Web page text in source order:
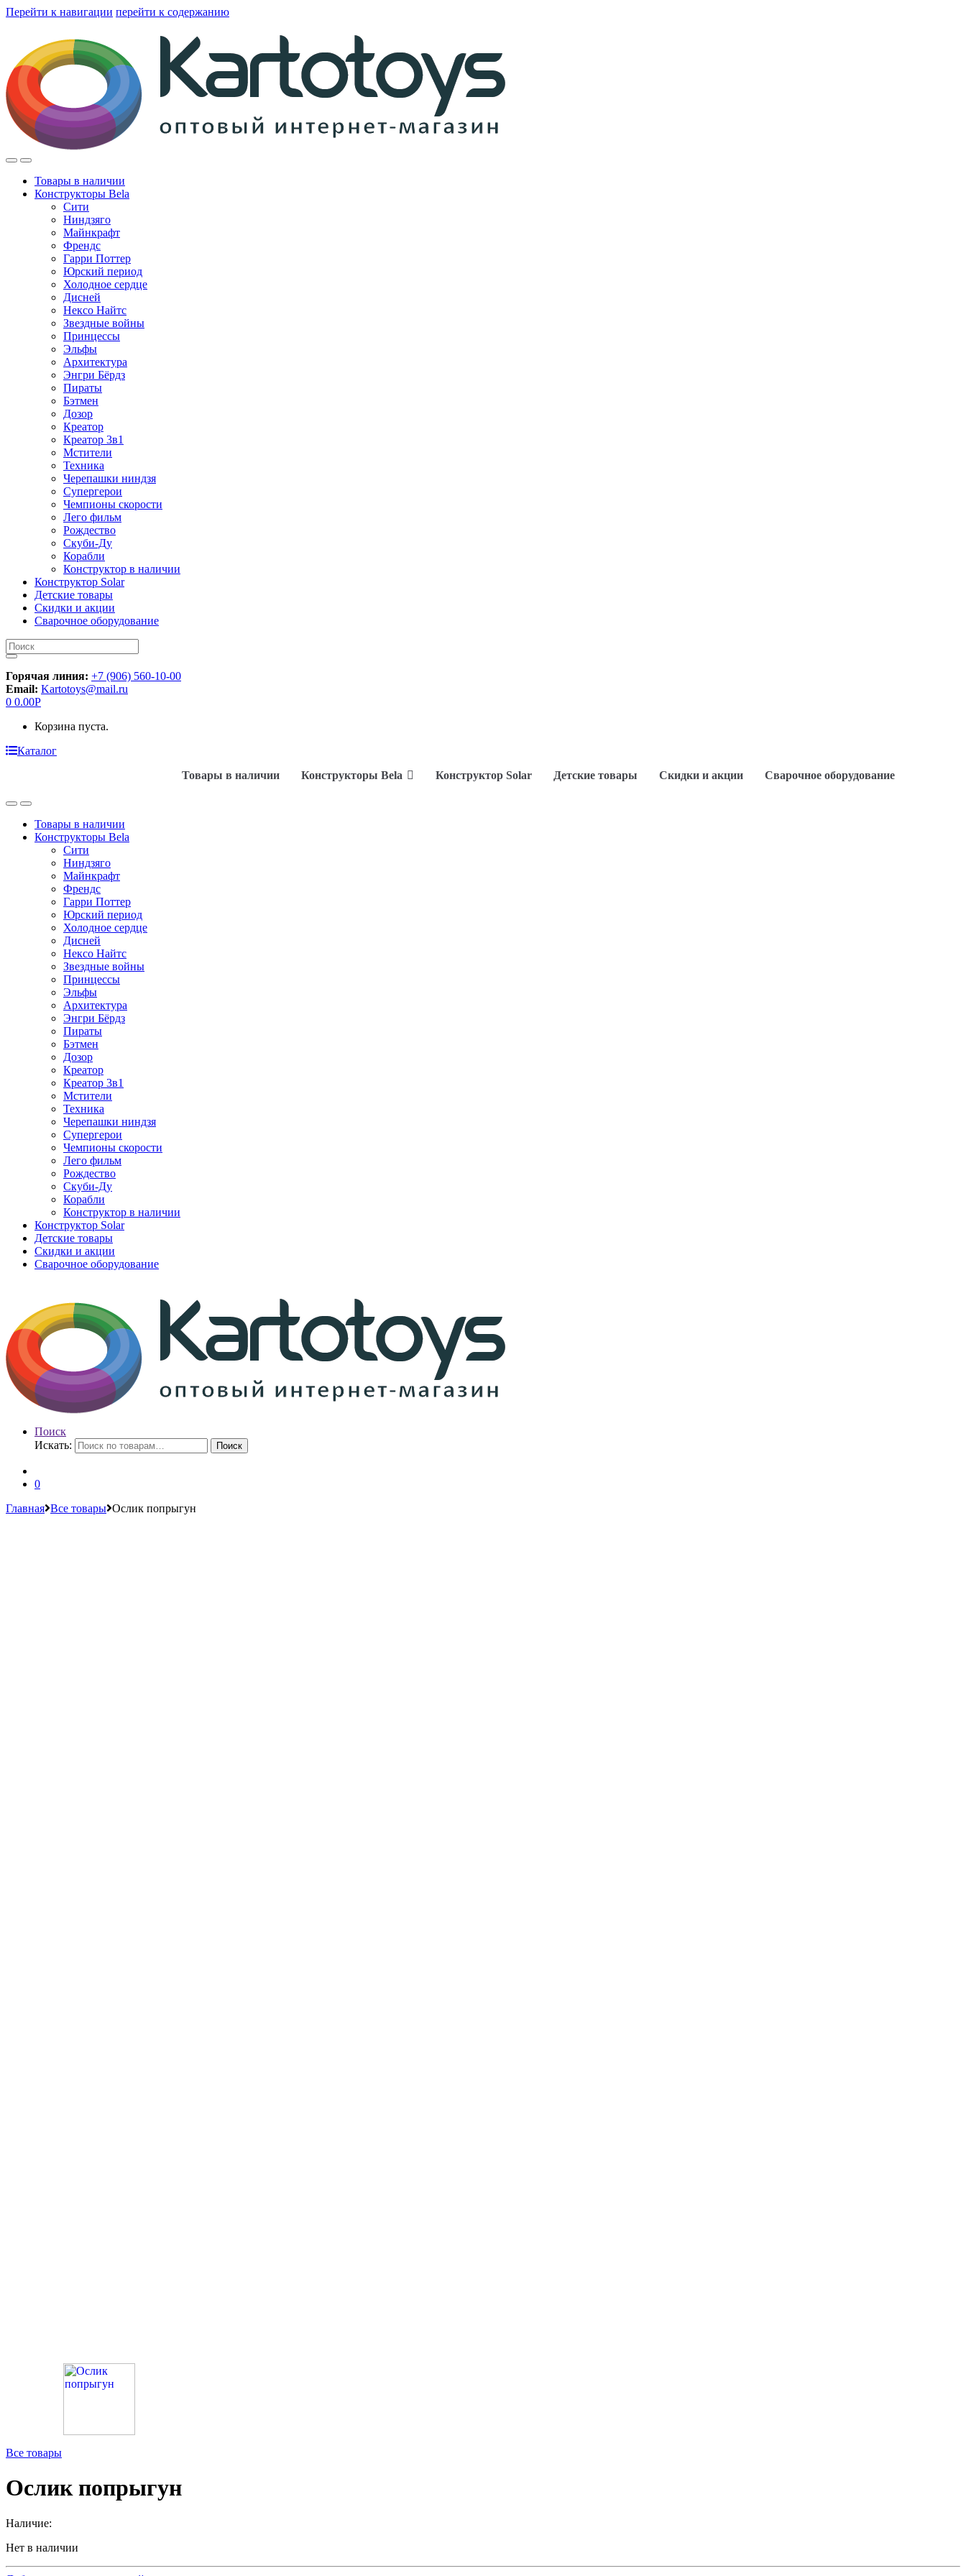
Перейти к навигации перейти к содержанию
Товары в наличии
Конструкторы Bela
Сити
Ниндзяго
Майнкрафт
Френдс
Гарри Поттер
Юрский период
Холодное сердце
Дисней
Нексо Найтс
Звездные войны
Принцессы
Эльфы
Архитектура
Энгри Бёрдз
Пираты
Бэтмен
Дозор
Креатор
Креатор 3в1
Мстители
Техника
Черепашки ниндзя
Супергерои
Чемпионы скорости
Лего фильм
Рождество
Скуби-Ду
Корабли
Конструктор в наличии
Конструктор Solar
Детские товары
Скидки и акции
Сварочное оборудование
Искать:
Горячая линия: +7 (906) 560-10-00
Email: Kartotoys@mail.ru
0 0.00Р
Корзина пуста.
Каталог
Товары в наличии
Конструкторы Bela Конструктор Solar Детские товары Скидки и акции Сварочное оборудование
Товары в наличии
Конструкторы Bela
Сити
Ниндзяго
Майнкрафт
Френдс
Гарри Поттер
Юрский период
Холодное сердце
Дисней
Нексо Найтс
Звездные войны
Принцессы
Эльфы
Архитектура
Энгри Бёрдз
Пираты
Бэтмен
Дозор
Креатор
Креатор 3в1
Мстители
Техника
Черепашки ниндзя
Супергерои
Чемпионы скорости
Лего фильм
Рождество
Скуби-Ду
Корабли
Конструктор в наличии
Конструктор Solar
Детские товары
Скидки и акции
Сварочное оборудование
Поиск
Искать:
Поиск
0
Главная Все товары Ослик попрыгун
Все товары
Ослик попрыгун
Наличие:
Нет в наличии